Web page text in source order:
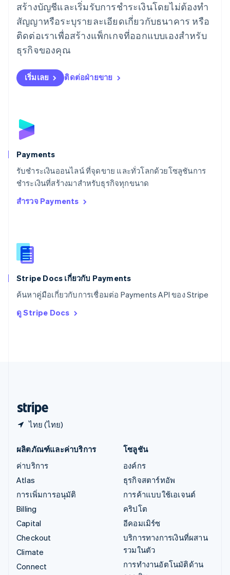
สร้างบัญชีและเริ่มรับการชำระเงินโดยไม่ต้องทำ
สัญญาหรือระบุรายละเอียดเกี่ยวกับธนาคาร หรือ
ติดต่อเราเพื่อสร้างแพ็กเกจที่ออกแบบเองสำหรับ
ธุรกิจของคุณ
เริ่มเลย ติดต่อฝ่ายขาย
Payments
รับชำระเงินออนไลน์ ที่จุดขาย และทั่วโลกด้วยโซลูชันการ
ชำระเงินที่สร้างมาสำหรับธุรกิจทุกขนาด
สำรวจ Payments
Stripe Docs เกี่ยวกับ Payments
ค้นหาคู่มือเกี่ยวกับการเชื่อมต่อ Payments API ของ Stripe
ดู Stripe Docs
ไทย (ไทย)
English
ลิกเตนสไตน์
DeutschEnglish
ลิทัวเนีย
English
สเปน
สโลวาเกีย
English
Deutsch
สวีเดน
สหรัฐอเมริกา
English Español简体中文
สหรัฐอาหรับเอมิเรตส์
สหราชอาณาจักร
สิงคโปร์
English
ออสเตรเลีย
English
DeutschEnglish
ItalianoEnglish
ผลิตภัณฑ์และค่าบริการ
ค่าบริการ
Atlas
การเพิ่มการอนุมัติ
Billing
Capital
Checkout
Climate
Connect
โซลูชัน
องค์กร
ธุรกิจสตาร์ทอัพ
การค้าแบบใช้เอเจนต์
คริปโต
อีคอมเมิร์ซ
บริการทางการเงินที่ผสาน
รวมในตัว
การทำงานอัตโนมัติด้าน